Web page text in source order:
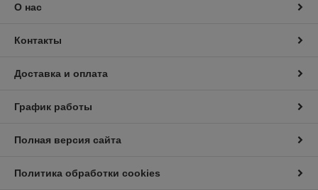
О нас
Контакты
Доставка и оплата
График работы
Полная версия сайта
Политика обработки cookies